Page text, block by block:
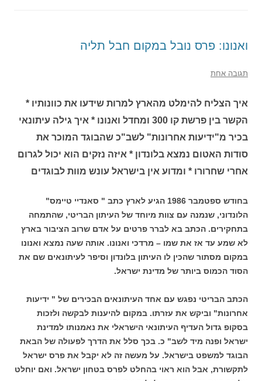
ואנונו: פרס נובל במקום חבל תליה
תגובה אחת
איך הצליח להימלט מהארץ למרות שידעו את כוונותיו *
הקשר בין פרשת קו 300 ומחדל ואנונו * איך גילה עיתונאי
בכיר מ"ידיעות אחרונות" לשב"כ שהבוגד המוכר את
סודות האטום נמצא בלונדון * איזה נזקים הוא יכול לגרום
אחרי שחרורו * ומדוע אין בישראל עונש מוות לבוגדים
בחודש ספטמבר 1986 הגיע לארץ כתב " סאנדיי טיימס"
הלונדוני, שנמנה עם צוות מיוחד של העיתון הבריטי, שהתמחה
בתחקירים. הכתב בא לברר פרטים על אדם שרוב הציבור בארץ
לא שמע עד אז את שמו – מרדכי ואנונו. אותה שעה נמצא ואנונו
במקום מסתור שהכין לו העיתון בלונדון וסיפר לעיתונאים שם את
הסוד הכמוס ביותר של מדינת ישראל.
הכתב הבריטי נפגש עם אחד העיתונאים הבכירים של " ידיעות
אחרונות" וביקש את עזרתו. במקום להיענות לבקשה ולזכות
בסקופ גדול העדיף העיתונאי הישראלי את נאמנותו למדינת
ישראל ופנה מיד לשב" כ. בכך סלל את הדרך לפעולה של הבאת
הבוגד למשפט בישראל. על מעשה זה לא יקבל את פרס ישראל
לתקשורת, אבל הוא ראוי בהחלט לפרס בטחון ישראל. ואם יוחלט